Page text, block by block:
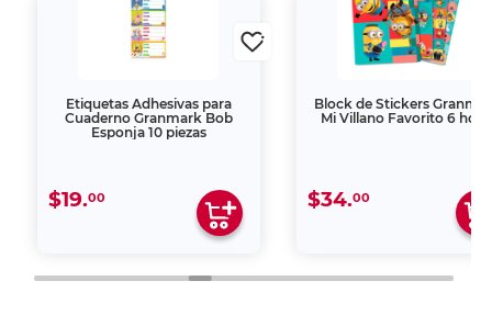
Etiquetas Adhesivas para
Cuaderno Granmark Bob
Esponja 10 piezas
$19.00
Block de Stickers
Mi Villano Favorito 6
$34.00